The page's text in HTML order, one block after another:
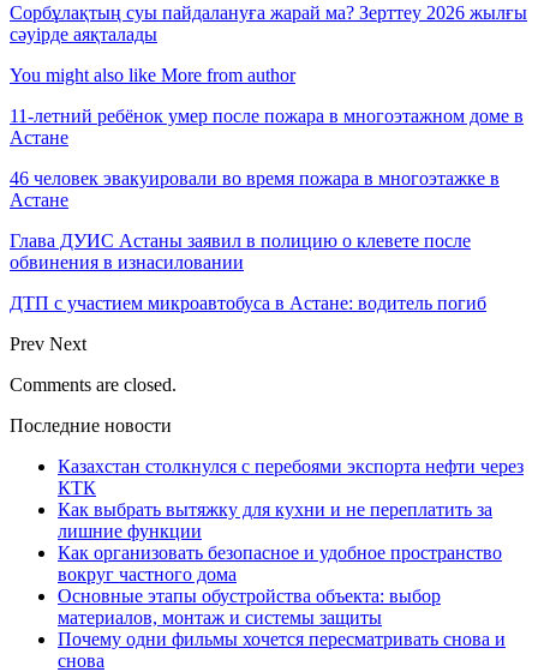
Сорбұлақтың суы пайдалануға жарай ма? Зерттеу 2026 жылғы
сәуірде аяқталады
You might also like More from author
11-летний ребёнок умер после пожара в многоэтажном доме в
Астане
46 человек эвакуировали во время пожара в многоэтажке в
Астане
Глава ДУИС Астаны заявил в полицию о клевете после
обвинения в изнасиловании
ДТП с участием микроавтобуса в Астане: водитель погиб
Prev Next
Comments are closed.
Последние новости
Казахстан столкнулся с перебоями экспорта нефти через
КТК
Как выбрать вытяжку для кухни и не переплатить за
лишние функции
Как организовать безопасное и удобное пространство
вокруг частного дома
Основные этапы обустройства объекта: выбор
материалов, монтаж и системы защиты
Почему одни фильмы хочется пересматривать снова и
снова